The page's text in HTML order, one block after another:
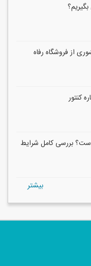
از فروشگاه رفاه
کنتور
۱۴۰۵ چقدر است؟ بررسی کامل شرایط
بيشتر